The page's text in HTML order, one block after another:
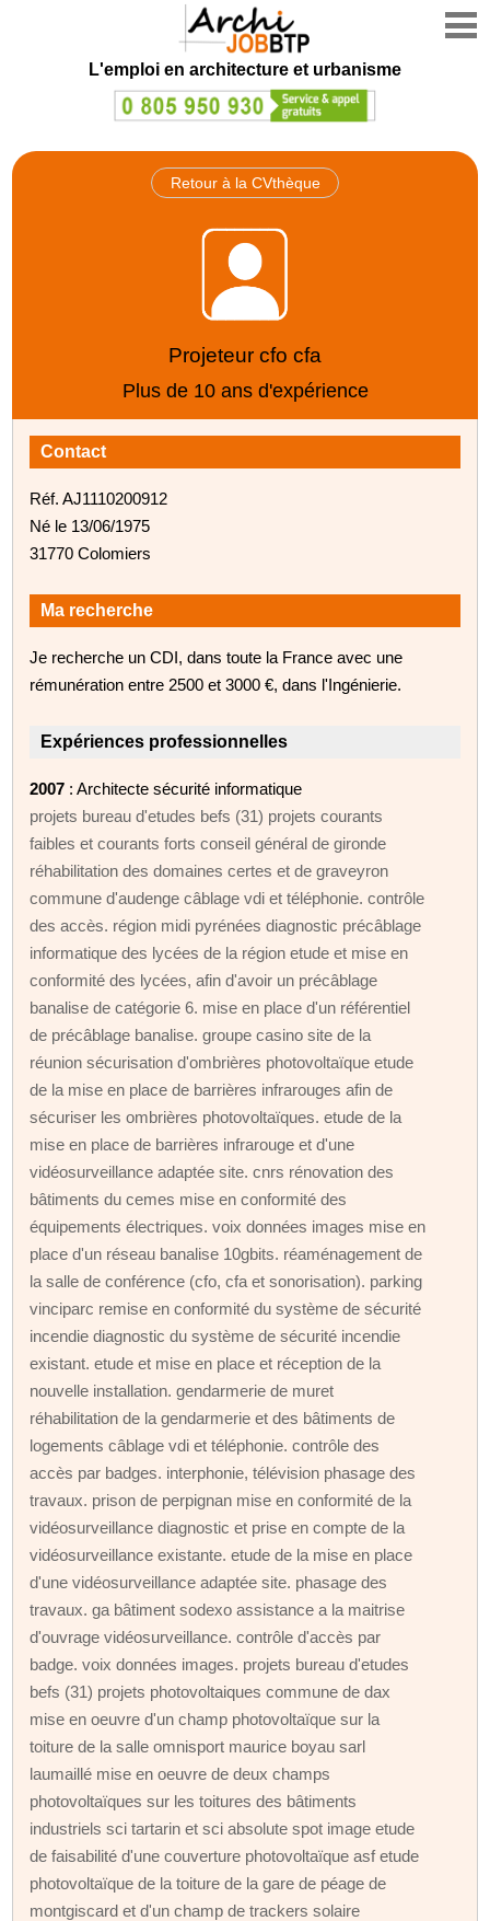
L'emploi en architecture et urbanisme
Retour à la CVthèque
Projeteur cfo cfa
Plus de 10 ans d'expérience
Contact
Réf. AJ1110200912
Né le 13/06/1975
31770 Colomiers
Ma recherche
Je recherche un CDI, dans toute la France avec une
rémunération entre 2500 et 3000 €, dans l'Ingénierie.
Expériences professionnelles
2007 : Architecte sécurité informatique
projets bureau d'etudes befs (31) projets courants
faibles et courants forts conseil général de gironde
réhabilitation des domaines certes et de graveyron
commune d'audenge câblage vdi et téléphonie. contrôle
des accès. région midi pyrénées diagnostic précâblage
informatique des lycées de la région etude et mise en
conformité des lycées, afin d'avoir un précâblage
banalise de catégorie 6. mise en place d'un référentiel
de précâblage banalise. groupe casino site de la
réunion sécurisation d'ombrières photovoltaïque etude
de la mise en place de barrières infrarouges afin de
sécuriser les ombrières photovoltaïques. etude de la
mise en place de barrières infrarouge et d'une
vidéosurveillance adaptée site. cnrs rénovation des
bâtiments du cemes mise en conformité des
équipements électriques. voix données images mise en
place d'un réseau banalise 10gbits. réaménagement de
la salle de conférence (cfo, cfa et sonorisation). parking
vinciparc remise en conformité du système de sécurité
incendie diagnostic du système de sécurité incendie
existant. etude et mise en place et réception de la
nouvelle installation. gendarmerie de muret
réhabilitation de la gendarmerie et des bâtiments de
logements câblage vdi et téléphonie. contrôle des
accès par badges. interphonie, télévision phasage des
travaux. prison de perpignan mise en conformité de la
vidéosurveillance diagnostic et prise en compte de la
vidéosurveillance existante. etude de la mise en place
d'une vidéosurveillance adaptée site. phasage des
travaux. ga bâtiment sodexo assistance a la maitrise
d'ouvrage vidéosurveillance. contrôle d'accès par
badge. voix données images. projets bureau d'etudes
befs (31) projets photovoltaiques commune de dax
mise en oeuvre d'un champ photovoltaïque sur la
toiture de la salle omnisport maurice boyau sarl
laumaillé mise en oeuvre de deux champs
photovoltaïques sur les toitures des bâtiments
industriels sci tartarin et sci absolute spot image etude
de faisabilité d'une couverture photovoltaïque asf etude
photovoltaïque de la toiture de la gare de péage de
montgiscard et d'un champ de trackers solaire